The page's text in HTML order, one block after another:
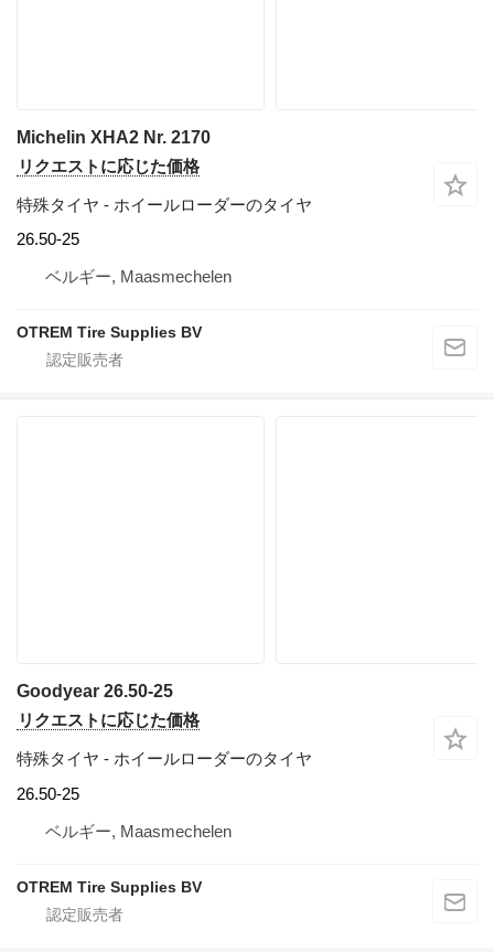
Michelin XHA2 Nr. 2170
リクエストに応じた価格
特殊タイヤ - ホイールローダーのタイヤ
26.50-25
ベルギー, Maasmechelen
OTREM Tire Supplies BV
Goodyear 26.50-25
リクエストに応じた価格
特殊タイヤ - ホイールローダーのタイヤ
26.50-25
ベルギー, Maasmechelen
OTREM Tire Supplies BV